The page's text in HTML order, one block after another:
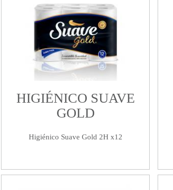
HIGIÉNICO SUAVE
GOLD
Higiénico Suave Gold 2H x12